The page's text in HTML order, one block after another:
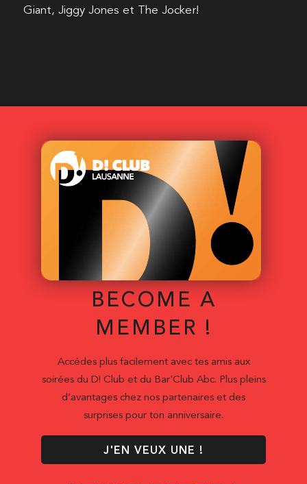
Giant, Jiggy Jones et The Jocker!
BECOME A
MEMBER !
Accédes plus facilement avec tes amis aux
soirées du D! Club et du Bar'Club Abc. Plus pleins
d’avantages chez nos partenaires et des
surprises pour ton anniversaire.
J'EN VEUX UNE !